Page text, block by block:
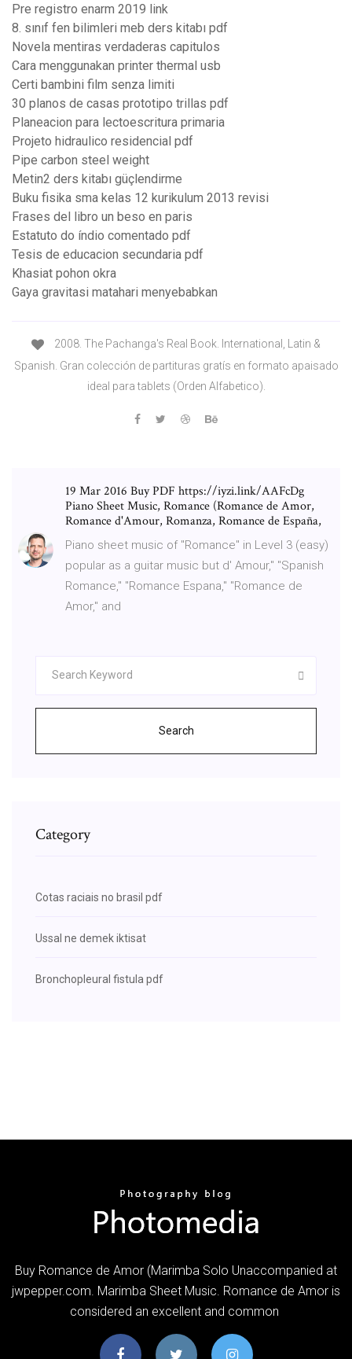
Pre registro enarm 2019 link
8. sınıf fen bilimleri meb ders kitabı pdf
Novela mentiras verdaderas capitulos
Cara menggunakan printer thermal usb
Certi bambini film senza limiti
30 planos de casas prototipo trillas pdf
Planeacion para lectoescritura primaria
Projeto hidraulico residencial pdf
Pipe carbon steel weight
Metin2 ders kitabı güçlendirme
Buku fisika sma kelas 12 kurikulum 2013 revisi
Frases del libro un beso en paris
Estatuto do índio comentado pdf
Tesis de educacion secundaria pdf
Khasiat pohon okra
Gaya gravitasi matahari menyebabkan
2008. The Pachanga's Real Book. International, Latin &
Spanish. Gran colección de partituras gratís en formato apaisado
ideal para tablets (Orden Alfabetico).
19 Mar 2016 Buy PDF https://iyzi.link/AAFcDg
Piano Sheet Music, Romance (Romance de Amor,
Romance d'Amour, Romanza, Romance de España,
Piano sheet music of "Romance" in Level 3 (easy)
popular as a guitar music but d' Amour," "Spanish
Romance," "Romance Espana," "Romance de
Amor," and
Search
Category
Cotas raciais no brasil pdf
Ussal ne demek iktisat
Bronchopleural fistula pdf
Buy Romance de Amor (Marimba Solo Unaccompanied at
jwpepper.com. Marimba Sheet Music. Romance de Amor is
considered an excellent and common